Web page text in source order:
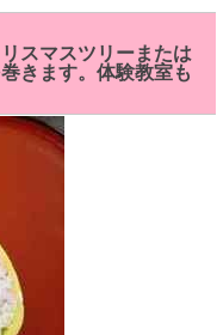
スマスツリーまたは
きます。体験教室も